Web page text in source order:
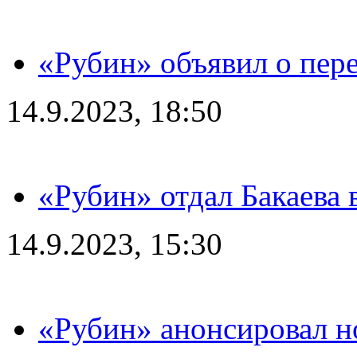
«Рубин» объявил о
14.9.2023, 18:50
«Рубин» отдал
14.9.2023, 15:30
«Рубин» анонсировал